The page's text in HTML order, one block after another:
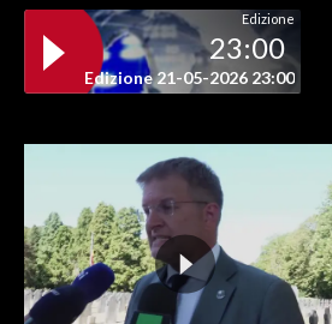
3 MINUTI CON
ABBONATI
ANNUNCI
NECROLOGI
PUBBLICITÀ
Edizione
23:00
Edizione 21-05-2026 23:00